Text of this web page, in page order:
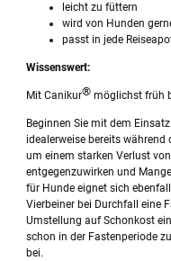
leicht zu füttern
wird von Hunden
passt in jede
Wissenswert:
Mit Canikur® möglichst früh
Beginnen Sie mit dem
idealerweise bereits während
um einem starken Verlust
entgegenzuwirken und
für Hunde eignet sich
Vierbeiner bei Durchfall eine
Umstellung auf Schonkost
schon in der Fastenperiode
bei.